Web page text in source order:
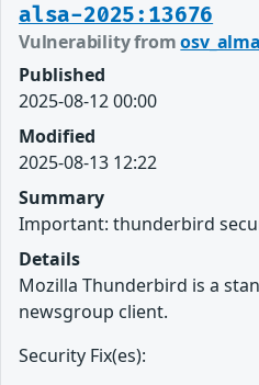
alsa-2025:13676
Vulnerability from
Published
2025-08-12 00:00
Modified
2025-08-13 12:22
Summary
Important: thunderbird
Details
Mozilla Thunderbird is a
newsgroup client.
Security Fix(es):